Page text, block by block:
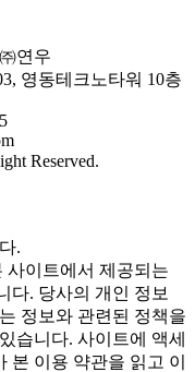
연우
영동테크노타워 10층
Reserved.
.
사이트에서 제공되는
다. 당사의 개인 정보
정보와 관련된 정책을
습니다. 사이트에 액세
본 이용 약관을 읽고 이